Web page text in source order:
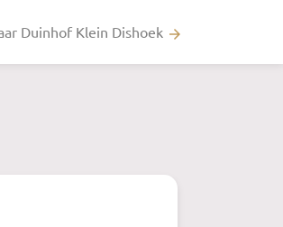
Duinhof Klein Dishoek arrow_forward